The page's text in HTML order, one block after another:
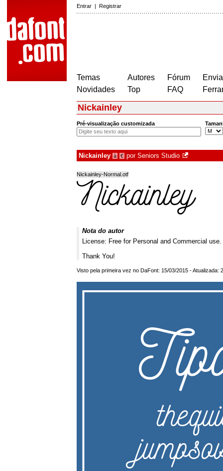
Entrar | Registrar
Temas
Novidades
Autores
Top
Fórum
FAQ
Nickainley
Pré-visualização customizada
Nickainley à € por Seniors Studio
Nickainley-Normal.otf
Nota do autor
License: Free for Personal and Commercial use.
Thank You!
Visto pela primeira vez no DaFont: 15/03/2015 - Atualizada: